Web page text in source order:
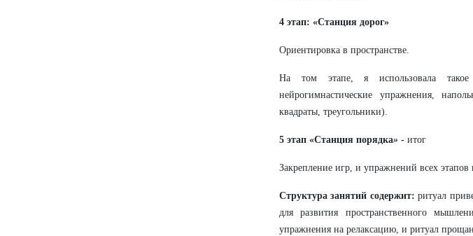
4 этап: «Станция дорог»
Ориентировка в пространстве.
На том этапе, я использовала
нейрогимнастические упражнения,
квадраты, треугольники).
5 этап «Станция порядка» - итог
Закрепление игр, и упражнений всех
Структура занятий содержит:ритуал
для развития пространственного
упражнения на релаксацию, и ритуал